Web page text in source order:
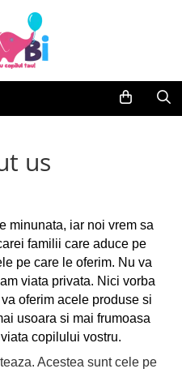
us
minunata, iar noi vrem sa
familii care aduce pe
pe care le oferim. Nu va
viata privata. Nici vorba
oferim acele produse si
usoara si mai frumoasa
copilului vostru.
Acestea sunt cele pe